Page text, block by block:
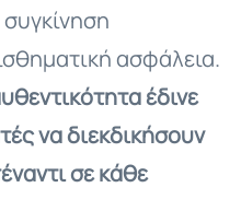
ασφάλεια.
έδινε
να διεκδικήσουν
σε κάθε